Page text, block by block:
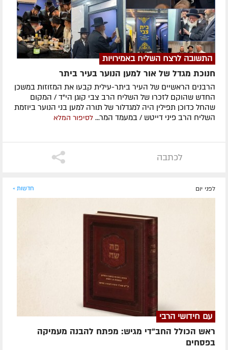
התשובה לרצח השליח באמירויות
חנוכת מגדל של אור למען הנוער בעיר ביתר
הרבנים הראשיים של העיר ביתר-עילית קבעו את המזוזות במשכן
החדש שהוקם לזכרו של השליח הרב צבי קוגן הי"ד / המקום
שהחל כדוכן תפילין היה למגדלור של תורה למען בני הנוער ביוזמת
השליח הרב פיני דייטש / במעמד המר... לסיפור המלא
לכתבה
לפני יום חדשות »
עם חידושי הרבי
ראש הכולל החב"די מגיש: מפתח להבנה מעמיקה
בפסחים